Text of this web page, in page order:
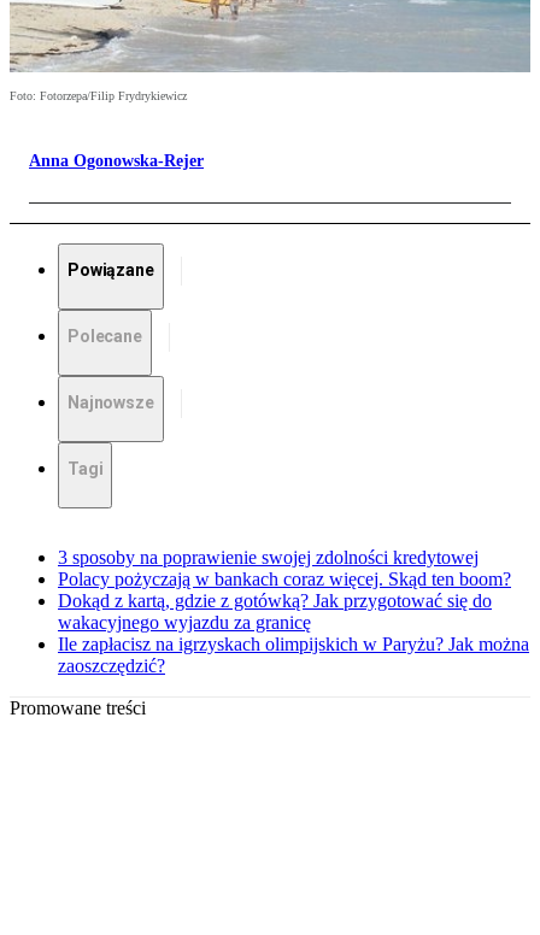
Foto: Fotorzepa/Filip Frydrykiewicz
Anna Ogonowska-Rejer
Powiązane
Polecane
Najnowsze
Tagi
3 sposoby na poprawienie swojej zdolności kredytowej
Polacy pożyczają w bankach coraz więcej. Skąd ten boom?
Dokąd z kartą, gdzie z gotówką? Jak przygotować się do
wakacyjnego wyjazdu za granicę
Ile zapłacisz na igrzyskach olimpijskich w Paryżu? Jak można
zaoszczędzić?
Promowane treści